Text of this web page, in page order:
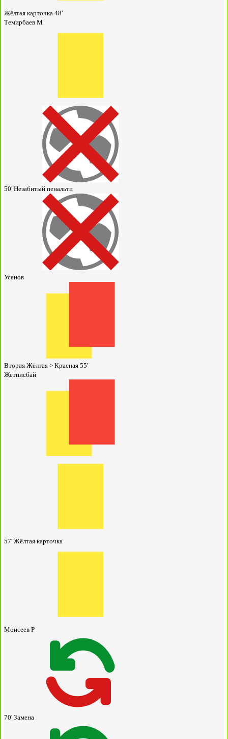
Жёлтая карточка 48'
Темирбаев М
50' Незабитый пенальти
Усенов
Вторая Жёлтая > Красная 55'
Жетписбай
57' Жёлтая карточка
Моисеев Р
70' Замена